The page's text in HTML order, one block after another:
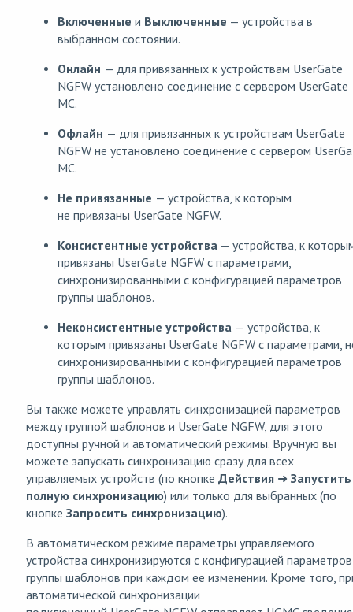
Включенные и Выключенные — устройства в
выбранном состоянии.
Онлайн — для привязанных к устройствам UserGate
NGFW установлено соединение с сервером UserGate
MC.
Офлайн — для привязанных к устройствам UserGate
NGFW не установлено соединение с сервером
MC.
Не привязанные — устройства, к которым
не привязаны UserGate NGFW.
Консистентные устройства — устройства, к
привязаны UserGate NGFW с параметрами,
синхронизированными с конфигурацией параметров
группы шаблонов.
Неконсистентные устройства — устройства, к
которым привязаны UserGate NGFW с параметрами,
синхронизированными с конфигурацией параметров
группы шаблонов.
Вы также можете управлять синхронизацией параметров
между группой шаблонов и UserGate NGFW, для этого
доступны ручной и автоматический режимы. Вручную вы
можете запускать синхронизацию сразу для всех
управляемых устройств (по кнопке Действия ➜ Запустить
полную синхронизацию) или только для выбранных (по
кнопке Запросить синхронизацию).
В автоматическом режиме параметры управляемого
устройства синхронизируются с конфигурацией параметров
группы шаблонов при каждом ее изменении. Кроме того,
автоматической синхронизации